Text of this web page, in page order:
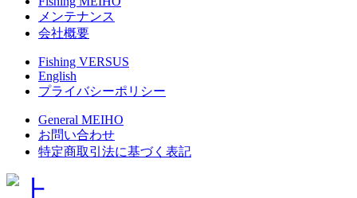
メンテナンス
会社概要
Fishing VERSUS
English
プライバシーポリシー
General MEIHO
お問い合わせ
特定商取引法に基づく表記